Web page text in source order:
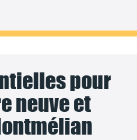
pour
neuve et